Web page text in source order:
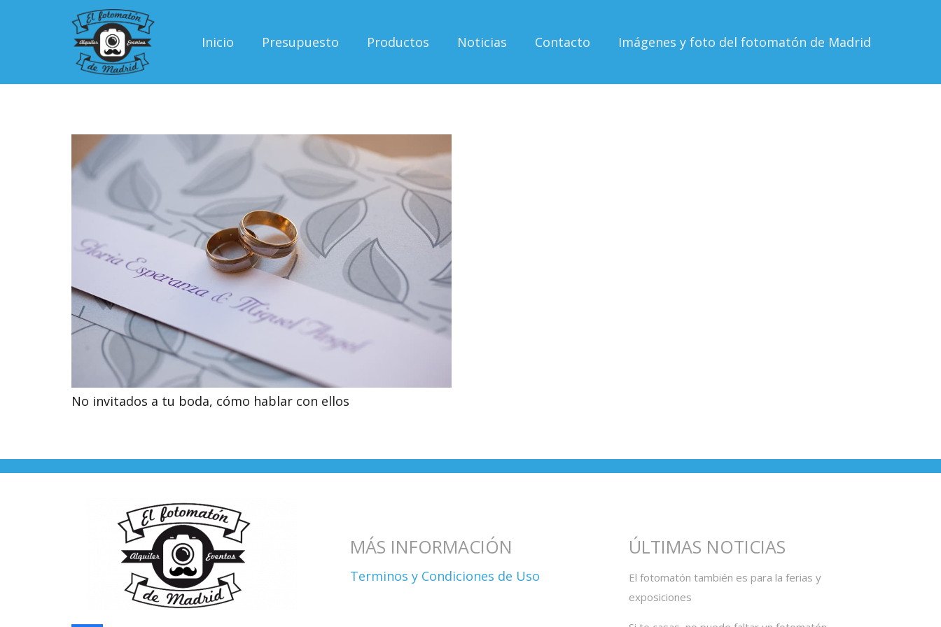
Inicio Presupuesto Productos Noticias Contacto Imágenes y foto del fotomatón de Madrid
No invitados a tu boda, cómo hablar con ellos
MÁS INFORMACIÓN
Terminos y Condiciones de Uso
ÚLTIMAS NOTICIAS
El fotomatón también es para la ferias y
exposiciones